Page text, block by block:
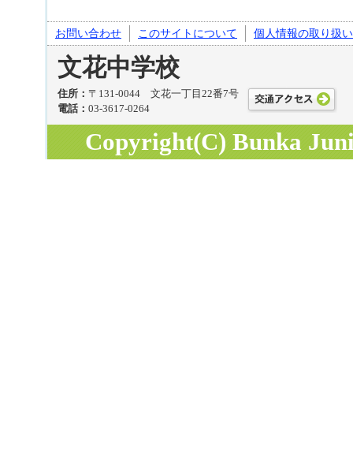
お問い合わせ このサイトについて 個人情報の取り扱い
文花中学校
住所： 〒131-0044 文花一丁目22番7号
電話： 03-3617-0264
Copyright(C) Bunka